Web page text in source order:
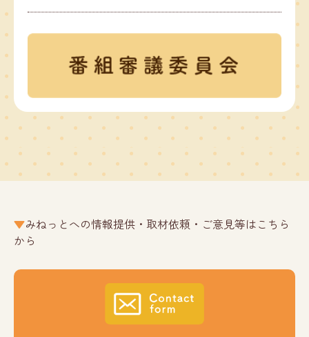
みねっとへの情報提供・取材依頼・ご意見等はこちら
から